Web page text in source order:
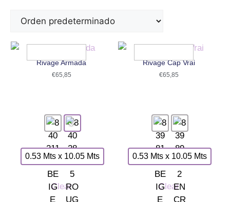
Rivage Armada
€65,85
0.53 Mts x 10.05 Mts
Clear
Rivage Cap Vrai
€65,85
0.53 Mts x 10.05 Mts
Clear